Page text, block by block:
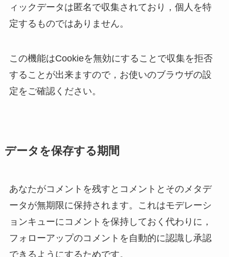
ィックデータは匿名で収集されており，個人を特
定するものではありません。
この機能はCookieを無効にすることで収集を拒否
することが出来ますので，お使いのブラウザの設
定をご確認ください。
データを保存する期間
あなたがコメントを残すとコメントとそのメタデ
ータが無期限に保持されます。これはモデレーシ
ョンキューにコメントを保持しておく代わりに，
フォローアップのコメントを自動的に認識し承認
できるようにするためです。